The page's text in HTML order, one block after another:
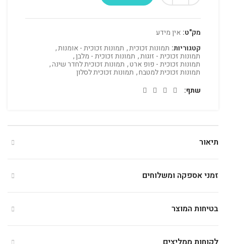
מק"ט: אין מידע
קטגוריות: תמונות זכוכית, תמונות זכוכית - אומנות,
תמונות זכוכית - זוגות, תמונות זכוכית - מלבן,
תמונות זכוכית - פופ ארט, תמונות זכוכית לחדר שינה,
תמונות זכוכית למטבח, תמונות זכוכית לסלון
שתף
תיאור
זמני אספקה ומשלוחים
בטיחות המוצר